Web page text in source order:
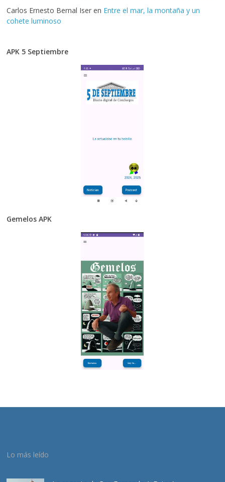
Carlos Ernesto Bernal Iser en Entre el mar, la montaña y un
cohete luminoso
APK 5 Septiembre
Gemelos APK
Lo más leído